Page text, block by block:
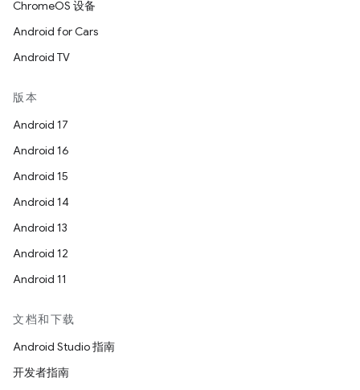
ChromeOS 设备
Android for Cars
Android TV
版本
Android 17
Android 16
Android 15
Android 14
Android 13
Android 12
Android 11
文档和下载
Android Studio 指南
开发者指南